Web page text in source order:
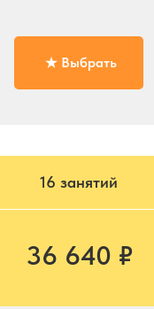
Выбрать
16 занятий
36 640 ₽